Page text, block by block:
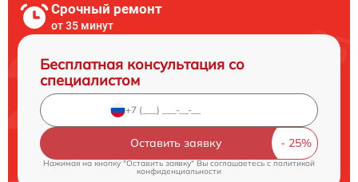
Срочный ремонт
от 35 минут
Бесплатная консультация со
специалистом
Оставить заявку
Нажимая на кнопку "Оставить заявку" Вы соглашаетесь cполитикой
конфиденциальности